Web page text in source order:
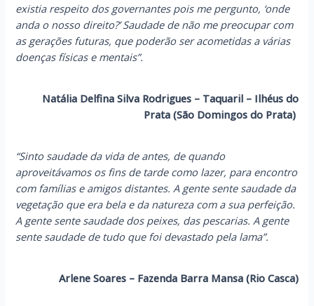
existia respeito dos governantes pois me pergunto, ‘onde
anda o nosso direito?’ Saudade de não me preocupar com
as gerações futuras, que poderão ser acometidas a várias
doenças físicas e mentais”.
Natália Delfina Silva Rodrigues – Taquaril – Ilhéus do
Prata (São Domingos do Prata)
“Sinto saudade da vida de antes, de quando
aproveitávamos os fins de tarde como lazer, para encontro
com famílias e amigos distantes. A gente sente saudade da
vegetação que era bela e da natureza com a sua perfeição.
A gente sente saudade dos peixes, das pescarias. A gente
sente saudade de tudo que foi devastado pela lama”.
Arlene Soares – Fazenda Barra Mansa (Rio Casca)